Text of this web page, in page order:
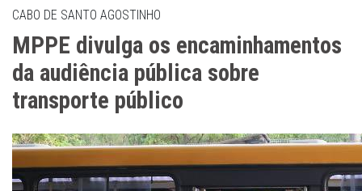
CABO DE SANTO AGOSTINHO
MPPE divulga os encaminhamentos
da audiência pública sobre
transporte público